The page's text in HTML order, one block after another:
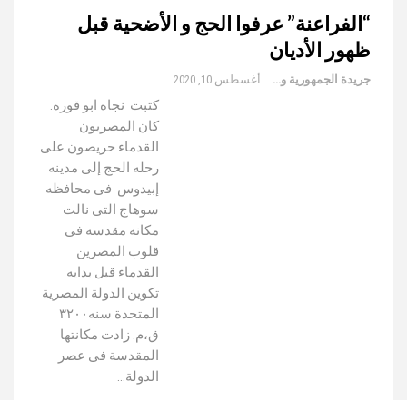
“الفراعنة” عرفوا الحج و الأضحية قبل
ظهور الأديان
جريدة الجمهورية والعالم أغسطس 10, 2020
كتبت نجاه ابو قوره.
كان المصريون
القدماء حريصون على
رحله الحج إلى مدينه
إبيدوس فى محافظه
سوهاج التى نالت
مكانه مقدسه فى
قلوب المصرين
القدماء قبل بدايه
تكوين الدولة المصرية
المتحدة سنه٣٢٠٠
ق،م. زادت مكانتها
المقدسة فى عصر
الدولة…